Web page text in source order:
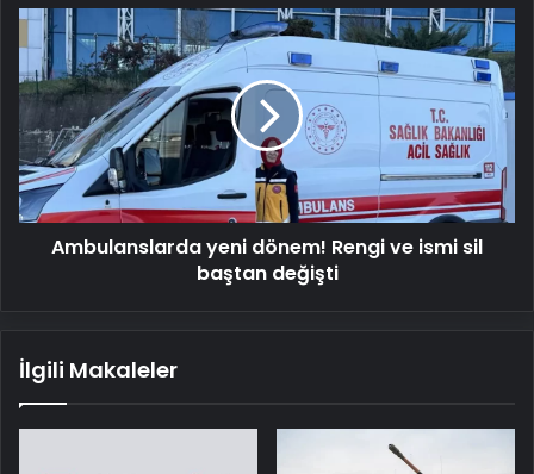
Ambulanslarda
yeni
dönem!
Rengi
ismi
sil
baştan
değişti
Ambulanslarda yeni dönem! Rengi ve ismi sil
baştan değişti
İlgili Makaleler